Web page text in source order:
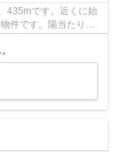
435mです。近くに始
件です。陽当たりが